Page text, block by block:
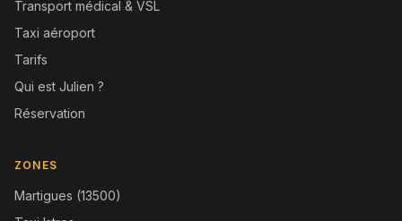
Transport médical & VSL
Taxi aéroport
Tarifs
Qui est Julien ?
Réservation
ZONES
Martigues (13500)